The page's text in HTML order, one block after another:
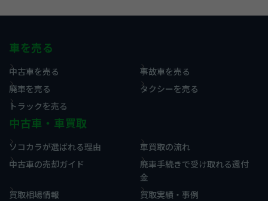
車を売る
中古車を売る
事故車を売る
廃車を売る
タクシーを売る
トラックを売る
中古車・車買取
ソコカラが選ばれる理由
車買取の流れ
中古車の売却ガイド
廃車手続きで受け取れる還付
金
買取相場情報
買取実績・事例